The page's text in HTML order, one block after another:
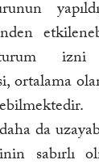
izni
ortalama
da
sabırlı